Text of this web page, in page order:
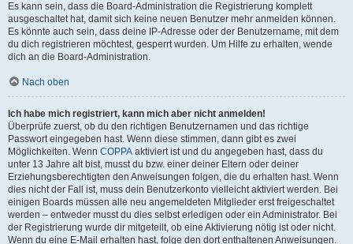
Es kann sein, dass die Board-Administration die Registrierung komplett
ausgeschaltet hat, damit sich keine neuen Benutzer mehr anmelden können.
Es könnte auch sein, dass deine IP-Adresse oder der Benutzername, mit dem
du dich registrieren möchtest, gesperrt wurden. Um Hilfe zu erhalten, wende
dich an die Board-Administration.
Nach oben
Ich habe mich registriert, kann mich aber nicht anmelden!
Überprüfe zuerst, ob du den richtigen Benutzernamen und das richtige
Passwort eingegeben hast. Wenn diese stimmen, dann gibt es zwei
Möglichkeiten. Wenn COPPA aktiviert ist und du angegeben hast, dass du
unter 13 Jahre alt bist, musst du bzw. einer deiner Eltern oder deiner
Erziehungsberechtigten den Anweisungen folgen, die du erhalten hast. Wenn
dies nicht der Fall ist, muss dein Benutzerkonto vielleicht aktiviert werden. Bei
einigen Boards müssen alle neu angemeldeten Mitglieder erst freigeschaltet
werden – entweder musst du dies selbst erledigen oder ein Administrator. Bei
der Registrierung wurde dir mitgeteilt, ob eine Aktivierung nötig ist oder nicht.
Wenn du eine E-Mail erhalten hast, folge den dort enthaltenen Anweisungen.